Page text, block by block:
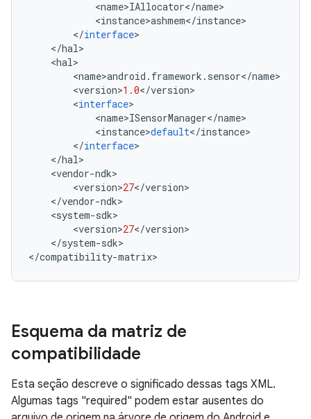
<name>IAllocator</name>
<instance>ashmem</instance>
</interface>
</hal>
<hal>
<name>android . framework . sensor</name>
<version>1.0</version>
<interface>
<name>ISensorManager</name>
<instance>default</instance>
</interface>
</hal>
<vendor-ndk>
<version>27</version>
</vendor-ndk>
<system-sdk>
<version>27</version>
</system-sdk>
</compatibility-matrix>
Esquema da matriz de
compatibilidade
Esta seção descreve o significado dessas tags XML.
Algumas tags "required" podem estar ausentes do